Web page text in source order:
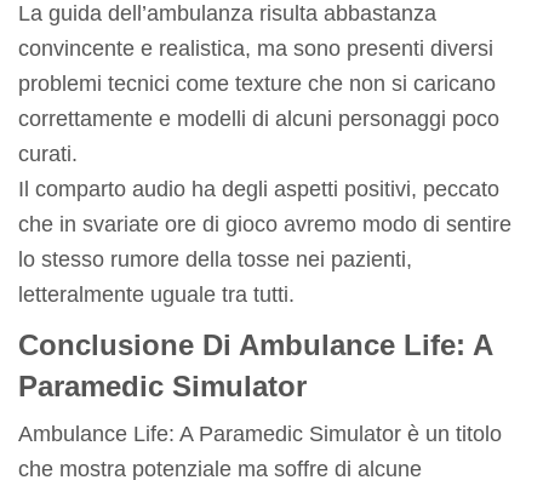
La guida dell’ambulanza risulta abbastanza
convincente e realistica, ma sono presenti diversi
problemi tecnici come texture che non si caricano
correttamente e modelli di alcuni personaggi poco
curati.
Il comparto audio ha degli aspetti positivi, peccato
che in svariate ore di gioco avremo modo di sentire
lo stesso rumore della tosse nei pazienti,
letteralmente uguale tra tutti.
Conclusione Di Ambulance Life: A
Paramedic Simulator
Ambulance Life: A Paramedic Simulator è un titolo
che mostra potenziale ma soffre di alcune